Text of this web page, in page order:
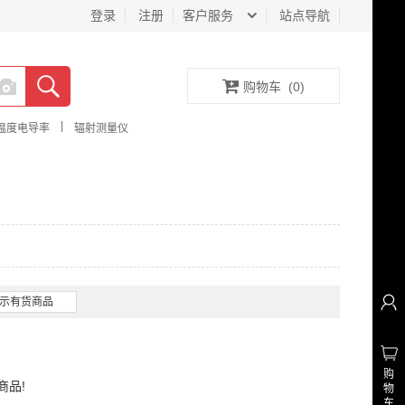
客户服务 站点导航
登录 注册
度电导率 辐射测量仪
购物车 (0)
有货商品
品!
购
物